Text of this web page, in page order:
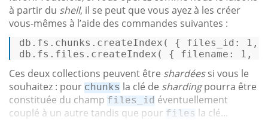
à partir du shell, il se peut que vous ayez à les créer
vous-mêmes à l’aide des commandes suivantes :
db.fs.chunks. createIndex ( { files_id : 1 ,
db.fs.files. createIndex ( { filename : 1 ,
Ces deux collections peuvent être shardéessi vous le
souhaitez : pour chunks la clé de shardingpourra être
constituée du champ files_id éventuellement
couplé à un autre tandis que pour files la clé...